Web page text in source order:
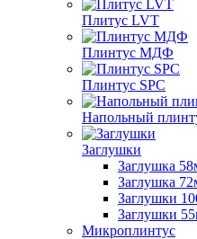
Плитус LVT
Плинтус МДФ
Плинтус SPC
Напольный
Заглушки
Заглушка
Заглушка
Заглушки
Заглушки
Микроплинтус